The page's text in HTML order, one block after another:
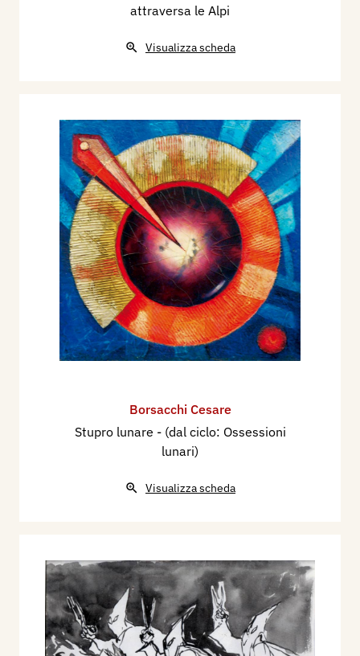
attraversa le Alpi
Visualizza scheda
Borsacchi Cesare
Stupro lunare - (dal ciclo: Ossessioni
lunari)
Visualizza scheda